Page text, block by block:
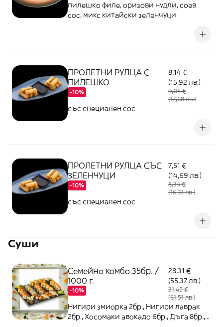
пилешко филе, оризови нудли, соев
сос, микс китайски зеленчуци
ПРОЛЕТНИ РУЛЦА С
ПИЛЕШКО
-10%
8,14 €
(15,92 лв.)
9,04 €
(17,68 лв.)
със специален сос
ПРОЛЕТНИ РУЛЦА СЪС
ЗЕЛЕНЧУЦИ
-10%
7,51 €
(14,69 лв.)
8,34 €
(16,31 лв.)
със специален сос
Суши
Семейно комбо 35бр. /
1000 г.
-10%
28,31 €
(55,37 лв.)
31,45 €
(61,51 лв.)
Нигири змиорка 2бр., Нигири лаврак
2бр., Хосомаки авокадо 6бр., Дъга 8бр.,